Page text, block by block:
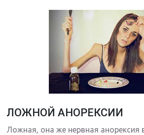
ЛОЖНОЙ АНОРЕКСИИ
Ложная, она же нервная анорексия